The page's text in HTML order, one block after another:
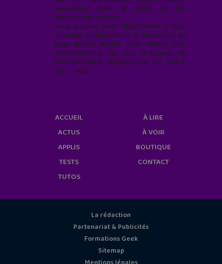
exploitées* dans le cadre de ma
demande de contact.
Vous pouvez vous désabonner à tout
moment en cliquant sur le lien en bas de
page de nos emails. Pour obtenir plus
d'informations sur nos pratiques de
confidentialité, rendez-vous sur notre
site web
ACCUEIL
ACTUS
APPLIS
TESTS
TUTOS
À LIRE
À VOIR
BOUTIQUE
CONTACT
La rédaction
Partenariat & Publicités
Formations Geek
Sitemap